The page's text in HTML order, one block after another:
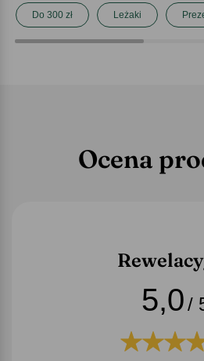
Do 300 zł Leżaki
Ocena
5,0/